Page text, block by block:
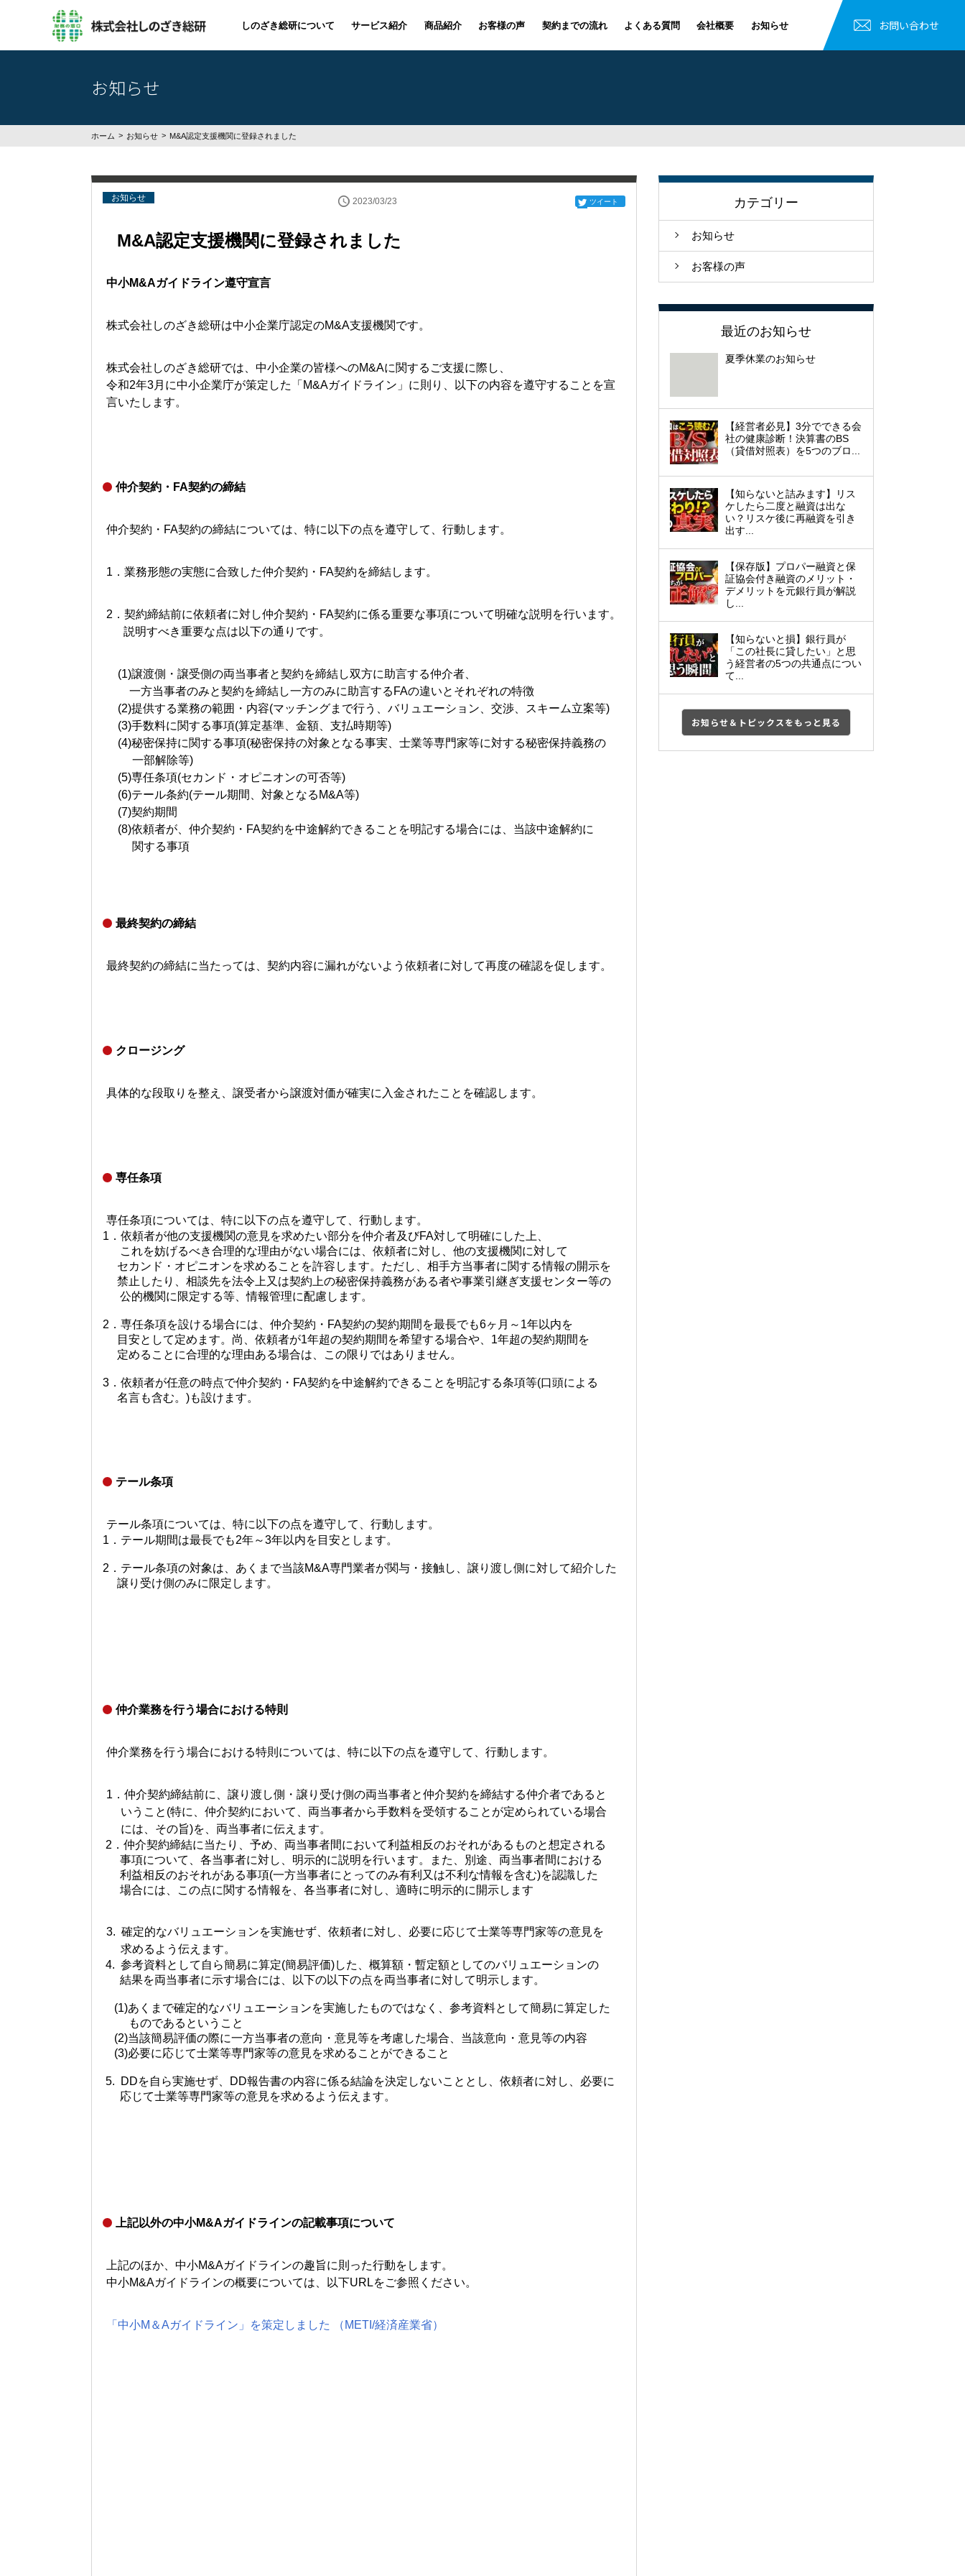
しのざき総研について サービス紹介 商品紹介 お客様の声 契約までの流れ よくある質問 会社概要 お知らせ お問い合わせ
お知らせ
ホーム お知らせ M&A認定支援機関に登録されました
お知らせ 2023/03/23 ツイート
M&A認定支援機関に登録されました
中小M&Aガイドライン遵守宣言
株式会社しのざき総研は中小企業庁認定のM&A支援機関です。
株式会社しのざき総研では、中小企業の皆様へのM&Aに関するご支援に際し、
令和2年3月に中小企業庁が策定した「 M&Aガイドライン」に則り、以下の内容を遵守することを宣
言いたします。
仲介契約・FA契約の締結
仲介契約・ FA契約の締結については、特に以下の点を遵守して、行動します。
1．業務形態の実態に合致した仲介契約・ FA契約を締結します。
2．契約締結前に依頼者に対し仲介契約・ FA契約に係る重要な事項について明確な説明を行います。
説明すべき重要な点は以下の通りです。
(1)譲渡側・譲受側の両当事者と契約を締結し双方に助言する仲介者、
一方当事者のみと契約を締結し一方のみに助言するFAの違いとそれぞれの特徴
(2)提供する業務の範囲・内容(マッチングまで行う、バリュエーション、交渉、スキーム立案等)
(3)手数料に関する事項(算定基準、金額、支払時期等)
(4)秘密保持に関する事項(秘密保持の対象となる事実、士業等専門家等に対する秘密保持義務の
一部解除等)
(5)専任条項(セカンド・オピニオンの可否等)
(6)テール条約(テール期間、対象となるM&A等)
(7)契約期間
(8)依頼者が、仲介契約・FA契約を中途解約できることを明記する場合には、当該中途解約に
関する事項
最終契約の締結
最終契約の締結に当たっては、契約内容に漏れがないよう依頼者に対して再度の確認を促します。
クロージング
具体的な段取りを整え、譲受者から譲渡対価が確実に入金されたことを確認します。
専任条項
専任条項については、特に以下の点を遵守して、行動します。
1．依頼者が他の支援機関の意見を求めたい部分を仲介者及びFA対して明確にした上、
これを妨げるべき合理的な理由がない場合には、依頼者に対し、他の支援機関に対して
セカンド・オピニオンを求めることを許容します。ただし、相手方当事者に関する情報の開示を
禁止したり、相談先を法令上又は契約上の秘密保持義務がある者や事業引継ぎ支援センター等の
公的機関に限定する等、情報管理に配慮します。
2．専任条項を設ける場合には、仲介契約・FA契約の契約期間を最長でも6ヶ月～1年以内を
目安として定めます。尚、依頼者が1年超の契約期間を希望する場合や、1年超の契約期間を
定めることに合理的な理由ある場合は、この限りではありません。
3．依頼者が任意の時点で仲介契約・FA契約を中途解約できることを明記する条項等(口頭による
名言も含む。)も設けます。
テール条項
テール条項については、特に以下の点を遵守して、行動します。
1．テール期間は最長でも2年～3年以内を目安とします。
2．テール条項の対象は、あくまで当該M&A専門業者が関与・接触し、譲り渡し側に対して紹介した
譲り受け側のみに限定します。
仲介業務を行う場合における特則
仲介業務を行う場合における特則については、特に以下の点を遵守して、行動します。
1．仲介契約締結前に、譲り渡し側・譲り受け側の両当事者と仲介契約を締結する仲介者であると
いうこと (特に、仲介契約において、両当事者から手数料を受領することが定められている場合
には、その旨)を、両当事者に伝えます。
2．仲介契約締結に当たり、予め、両当事者間において利益相反のおそれがあるものと想定される
事項について、各当事者に対し、明示的に説明を行います。また、別途、両当事者間における
利益相反のおそれがある事項(一方当事者にとってのみ有利又は不利な情報を含む)を認識した
場合には、この点に関する情報を、各当事者に対し、適時に明示的に開示します
3. 確定的なバリュエーションを実施せず、依頼者に対し、必要に応じて士業等専門家等の意見を
求めるよう伝えます。
4. 参考資料として自ら簡易に算定(簡易評価)した、概算額・暫定額としてのバリュエーションの
結果を両当事者に示す場合には、以下の以下の点を両当事者に対して明示します。
(1)あくまで確定的なバリュエーションを実施したものではなく、参考資料として簡易に算定した
ものであるということ
(2)当該簡易評価の際に一方当事者の意向・意見等を考慮した場合、当該意向・意見等の内容
(3)必要に応じて士業等専門家等の意見を求めることができること
5. DDを自ら実施せず、 DD報告書の内容に係る結論を決定しないこととし、依頼者に対し、必要に
応じて士業等専門家等の意見を求めるよう伝えます。
上記以外の中小M&Aガイドラインの記載事項について
上記のほか、中小M&Aガイドラインの趣旨に則った行動をします。
中小M&Aガイドラインの概要については、以下URLをご参照ください。
「中小M＆Aガイドライン」を策定しました （METI/経済産業省）
カテゴリー
お知らせ
お客様の声
最近のお知らせ
夏季休業のお知らせ
【経営者必見】3分でできる会
社の健康診断！決算書のBS
（貸借対照表）を5つのブロ...
【知らないと詰みます】リス
ケしたら二度と融資は出な
い？リスケ後に再融資を引き
出す...
【保存版】プロパー融資と保
証協会付き融資のメリット・
デメリットを元銀行員が解説
し...
【知らないと損】銀行員が
「この社長に貸したい」と思
う経営者の5つの共通点につい
て...
お知らせ＆トピックスをもっと見る